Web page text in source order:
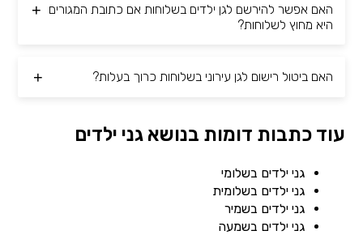
האם אפשר להירשם לגן ילדים בשלוחות אם כתובת המגורים
היא מחוץ לשלוחות?
האם ביטול רישום לגן עירוני בשלוחות כרוך בעלות?
עוד כתבות דומות בנושא גני ילדים
גני ילדים בשלומי
גני ילדים בשלומית
גני ילדים בשמיר
גני ילדים בשמעה